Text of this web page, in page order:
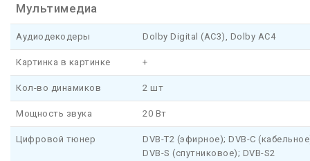
Мультимедиа
Аудиодекодеры Dolby Digital (AC3), Dolby AC4
Картинка в картинке +
Кол-во динамиков 2 шт
Мощность звука 20 Вт
Цифровой тюнер
DVB-T2 (эфирное); DVB-C
DVB-S (спутниковое); DVB-S2